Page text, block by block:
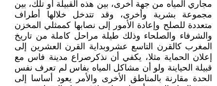
مجاري المياه من جهة أخرى، بين هذه القبيلة أو تلك، بين
مجموعة بشرية وأخرى، وقد تتدخل خلالها أطراف
متعددة للصلح وإعادة الأمور إلى نصابها كممثلي المخزن
والشرفاء والصلحاء وذلك طيلة مراحل كاملة من تاريخ
المغرب كالقرن التاسع عشروبداية القرن العشرين إلى
إعلان الحماية مثلا، يكفي أن نذكرصراع مدينة فاس مع
قبيلة الحياينة ولو أن مشاكل المياه بفاس لم تعرف نفس
الحدة مقارنة بالمناطق الأخرى والأمر يعود أساسا إلى